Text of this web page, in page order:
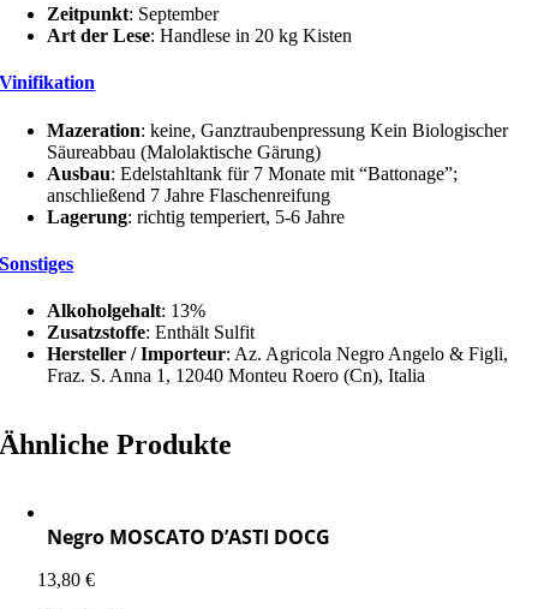
Zeitpunkt: September
Art der Lese: Handlese in 20 kg Kisten
Vinifikation
Mazeration: keine, Ganztraubenpressung Kein Biologischer
Säureabbau (Malolaktische Gärung)
Ausbau: Edelstahltank für 7 Monate mit “Battonage”;
anschließend 7 Jahre Flaschenreifung
Lagerung: richtig temperiert, 5-6 Jahre
Sonstiges
Alkoholgehalt: 13%
Zusatzstoffe: Enthält Sulfit
Hersteller / Importeur: Az. Agricola Negro Angelo & Figli,
Fraz. S. Anna 1, 12040 Monteu Roero (Cn), Italia
Ähnliche Produkte
Negro MOSCATO D’ASTI DOCG
13,80€